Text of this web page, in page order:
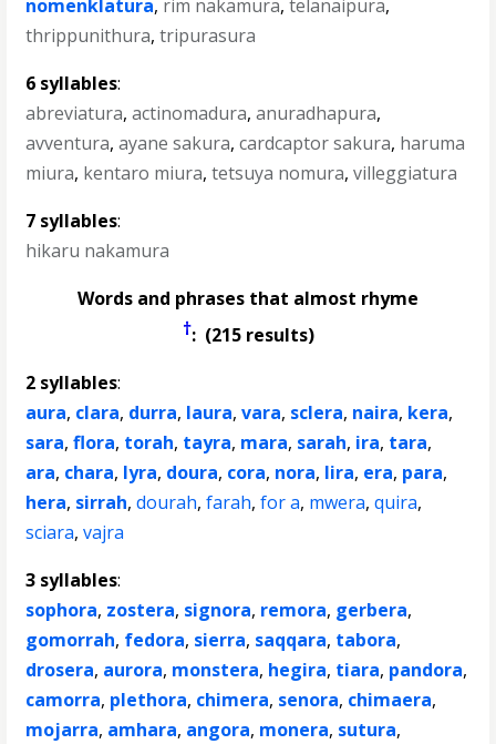
nomenklatura, rim nakamura,telanaipura,
thrippunithura,tripurasura
6 syllables:
abreviatura,actinomadura,anuradhapura,
avventura,ayane sakura,cardcaptor sakura, haruma
miura, kentaro miura,tetsuya nomura,villeggiatura
7 syllables:
hikaru nakamura
Words and phrases that almost rhyme
†: (215 results)
2 syllables:
aura, clara, durra, laura,vara, sclera, naira, kera,
sara,flora, torah, tayra, mara, sarah, ira, tara,
ara, chara, lyra, doura, cora, nora, lira, era, para,
hera, sirrah,dourah,farah,for a, mwera,quira,
sciara,vajra
3 syllables:
sophora, zostera, signora, remora, gerbera,
gomorrah, fedora, sierra, saqqara, tabora,
drosera, aurora, monstera, hegira, tiara, pandora,
camorra, plethora, chimera, senora, chimaera,
mojarra, amhara, angora, monera, sutura,